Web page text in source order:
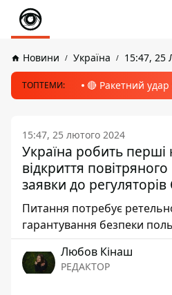
Новини Україна 15:47, 25
ТОПТЕМИ: 🔴 Ракетний
15:47, 25 лютого 2024
Україна робить перші
відкриття
заявки до
Питання потребує
гарантування безпеки
Любов Кінаш
РЕДАКТОР